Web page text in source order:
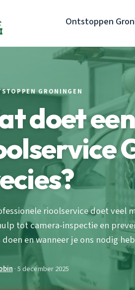
Ontstoppen
GRONINGEN
doet
rioolservice doet veel
tot camera-inspectie en
doen en wanneer je ons nodig
· 5 december 2025